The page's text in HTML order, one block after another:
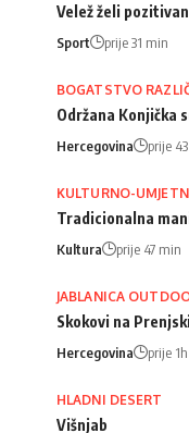
Velež želi
Sport prije 31 min
BOGATSTVO
Održana Konjička
Hercegovina prije
KULTURNO-
Tradicionalna
Kultura prije 47 min
JABLANICA
Skokovi na
Hercegovina prije
HLADNI DESERT
Višnjab